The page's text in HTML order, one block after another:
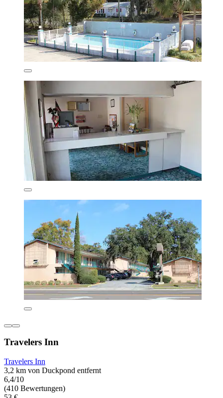
Travelers Inn
Travelers Inn
3,2 km von Duckpond entfernt
6,4/10
(410 Bewertungen)